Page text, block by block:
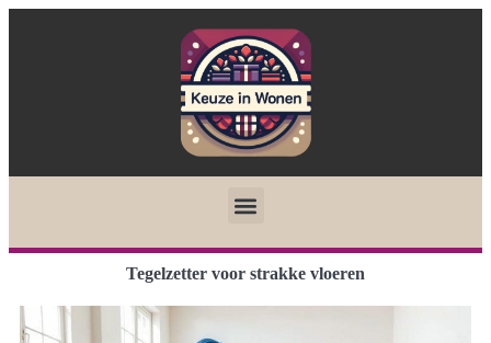
Tegelzetter voor strakke vloeren